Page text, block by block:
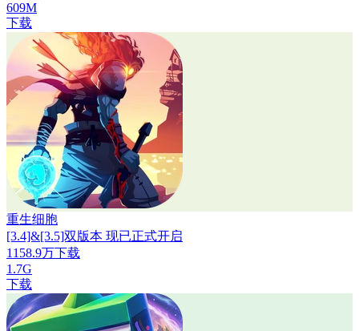
609M
下载
重生细胞
[3.4]&[3.5]双版本 现已正式开启
1158.9万下载
1.7G
下载